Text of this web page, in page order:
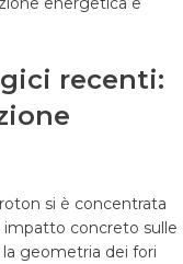
recenti:
si è concentrata
impatto concreto sulle
geometria dei fori